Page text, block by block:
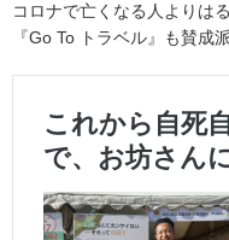
コロナで亡くなる人よりは
『Go To トラベル』も賛成